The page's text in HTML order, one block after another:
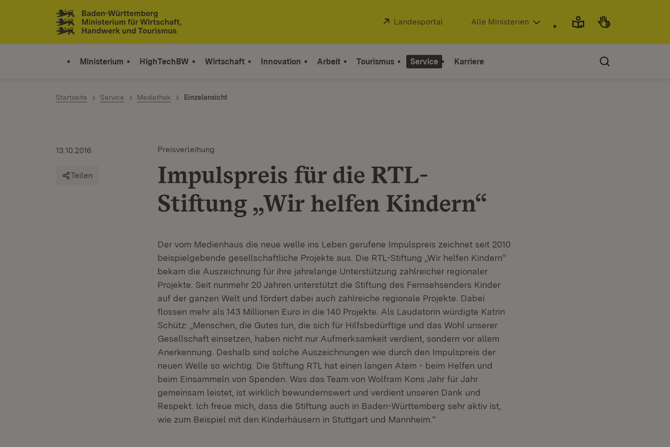
Zum Inhalt springen
Link zur Startseite
Extern:
Landesportal (Öffnet in neuem Fenster)
Alle Ministerien
Ministerium HighTechBW Wirtschaft Innovation Arbeit Tourismus Service Karriere
Startseite Service Mediathek Einzelansicht
Preisverleihung
Impulspreis für die RTL-
Stiftung „Wir helfen Kindern“
13.10.2016
Teilen
Der vom Medienhaus die neue welle ins Leben gerufene Impulspreis zeichnet seit 2010
beispielgebende gesellschaftliche Projekte aus. Die RTL-Stiftung „Wir helfen Kindern“
bekam die Auszeichnung für ihre jahrelange Unterstützung zahlreicher regionaler
Projekte. Seit nunmehr 20 Jahren unterstützt die Stiftung des Fernsehsenders Kinder
auf der ganzen Welt und fördert dabei auch zahlreiche regionale Projekte. Dabei
flossen mehr als 143 Millionen Euro in die 140 Projekte. Als Laudatorin würdigte Katrin
Schütz: „Menschen, die Gutes tun, die sich für Hilfsbedürftige und das Wohl unserer
Gesellschaft einsetzen, haben nicht nur Aufmerksamkeit verdient, sondern vor allem
Anerkennung. Deshalb sind solche Auszeichnungen wie durch den Impulspreis der
neuen Welle so wichtig. Die Stiftung RTL hat einen langen Atem - beim Helfen und
beim Einsammeln von Spenden. Was das Team von Wolfram Kons Jahr für Jahr
gemeinsam leistet, ist wirklich bewundernswert und verdient unseren Dank und
Respekt. Ich freue mich, dass die Stiftung auch in Baden-Württemberg sehr aktiv ist,
wie zum Beispiel mit den Kinderhäusern in Stuttgart und Mannheim.“